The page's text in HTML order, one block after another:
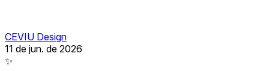
CEVIU Design
11 de jun. de 2026
✨